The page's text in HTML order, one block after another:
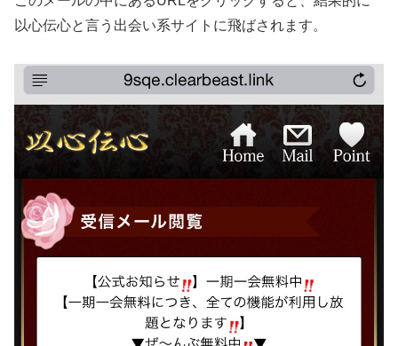
以心伝心と言う出会い系サイトに飛ばされます。